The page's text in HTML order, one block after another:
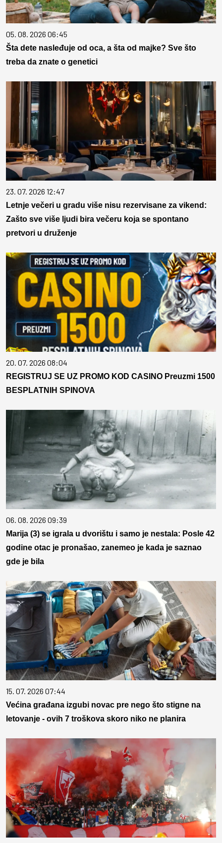
05. 08. 2026 06:45
Šta dete nasleđuje od oca, a šta od majke? Sve što
treba da znate o genetici
23. 07. 2026 12:47
Letnje večeri u gradu više nisu rezervisane za vikend:
Zašto sve više ljudi bira večeru koja se spontano
pretvori u druženje
20. 07. 2026 08:04
REGISTRUJ SE UZ PROMO KOD CASINO Preuzmi 1500
BESPLATNIH SPINOVA
06. 08. 2026 09:39
Marija (3) se igrala u dvorištu i samo je nestala: Posle 42
godine otac je pronašao, zanemeo je kada je saznao
gde je bila
15. 07. 2026 07:44
Većina građana izgubi novac pre nego što stigne na
letovanje - ovih 7 troškova skoro niko ne planira